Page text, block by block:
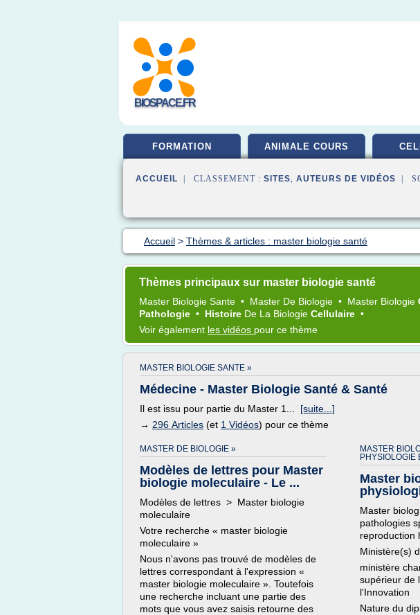
BIOSPACE.FR
FORMATION ANIMALE COURS
ACCUEIL | CLASSEMENT : SITES, AUTEURS DE VIDÉOS |
Accueil > Thèmes & articles : master biologie santé
Thèmes principaux sur master biologie santé
Master Biologie Sante • Master De Biologie • Master Biologie
Pathologie • Histoire De La Biologie Cellulaire •
Voir également les vidéos pour ce thème
MASTER BIOLOGIE SANTE »
Médecine - Master Biologie Santé & Santé
Il est issu pour partie du Master 1... [suite...]
→ 296 Articles (et 1 Vidéos) pour ce thème
MASTER DE BIOLOGIE »
Modèles de lettres pour Master
biologie moleculaire - Le ...
Modèles de lettres > Master biologie
moleculaire
Votre recherche « master biologie
moleculaire »
Nous n'avons pas trouvé de modèles de
lettres correspondant à l'expression «
master biologie moleculaire ». Toutefois
une recherche incluant une partie des
mots que vous avez saisis retourne des
MASTER
PHYSIOLOGIE
Master
Master
pathologies
reproduction
Ministère(s)
ministère
supérieur de
l'Innovation
Nature du